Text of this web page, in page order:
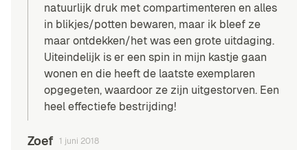
natuurlijk druk met compartimenteren en alles
in blikjes/potten bewaren, maar ik bleef ze
maar ontdekken/het was een grote uitdaging.
Uiteindelijk is er een spin in mijn kastje gaan
wonen en die heeft de laatste exemplaren
opgegeten, waardoor ze zijn uitgestorven. Een
heel effectiefe bestrijding!
Zoef 1 juni 2018